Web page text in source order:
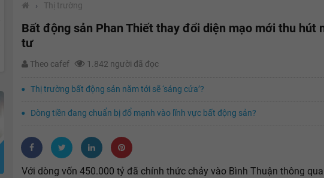
› Thị trường
Bất động sản Phan Thiết thay đổi diện mạo mới thu hút
tư
Theo cafef 1.842 người đã đọc
Thị trường bất động sản năm tới sẽ ‘sáng cửa’?
Dòng tiền đang chuẩn bị đổ mạnh vào lĩnh vực bất động sản?
Với dòng vốn 450.000 tỷ đã chính thức chảy vào Bình Thuận thông